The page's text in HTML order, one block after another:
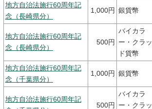
地方自治法施行60周年記
念（長崎県分）
1,000円 銀貨幣
地方自治法施行60周年記
念（長崎県分）
500円
バイカラ
ー・クラッ
ド貨幣
地方自治法施行60周年記
念（千葉県分）
1,000円 銀貨幣
地方自治法施行60周年記
500円
バイカラ
ー・クラッ